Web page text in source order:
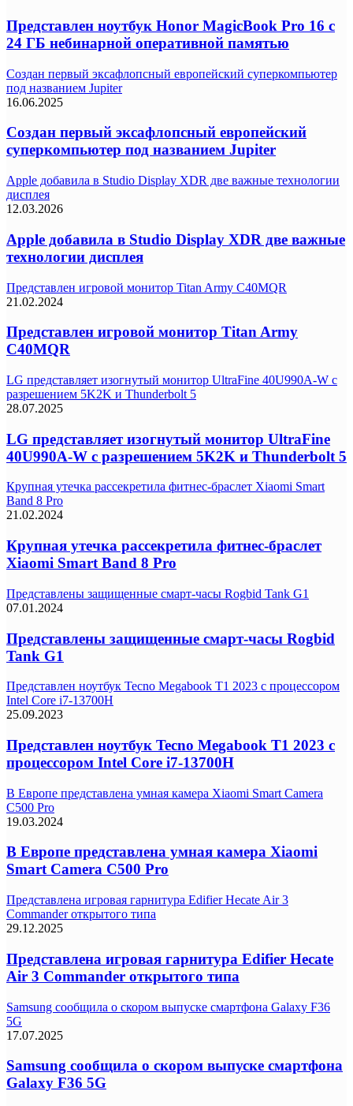
Представлен ноутбук Honor MagicBook Pro 16 с
24 ГБ небинарной оперативной памятью
Создан первый эксафлопсный европейский суперкомпьютер
под названием Jupiter
16.06.2025
Создан первый эксафлопсный европейский
суперкомпьютер под названием Jupiter
Apple добавила в Studio Display XDR две важные технологии
дисплея
12.03.2026
Apple добавила в Studio Display XDR две важные
технологии дисплея
Представлен игровой монитор Titan Army C40MQR
21.02.2024
Представлен игровой монитор Titan Army
C40MQR
LG представляет изогнутый монитор UltraFine 40U990A-W с
разрешением 5K2K и Thunderbolt 5
28.07.2025
LG представляет изогнутый монитор UltraFine
40U990A-W с разрешением 5K2K и Thunderbolt 5
Крупная утечка рассекретила фитнес-браслет Xiaomi Smart
Band 8 Pro
21.02.2024
Крупная утечка рассекретила фитнес-браслет
Xiaomi Smart Band 8 Pro
Представлены защищенные смарт-часы Rogbid Tank G1
07.01.2024
Представлены защищенные смарт-часы Rogbid
Tank G1
Представлен ноутбук Tecno Megabook T1 2023 с процессором
Intel Core i7-13700H
25.09.2023
Представлен ноутбук Tecno Megabook T1 2023 с
процессором Intel Core i7-13700H
В Европе представлена умная камера Xiaomi Smart Camera
C500 Pro
19.03.2024
В Европе представлена умная камера Xiaomi
Smart Camera C500 Pro
Представлена игровая гарнитура Edifier Hecate Air 3
Commander открытого типа
29.12.2025
Представлена игровая гарнитура Edifier Hecate
Air 3 Commander открытого типа
Samsung сообщила о скором выпуске смартфона Galaxy F36
5G
17.07.2025
Samsung сообщила о скором выпуске смартфона
Galaxy F36 5G